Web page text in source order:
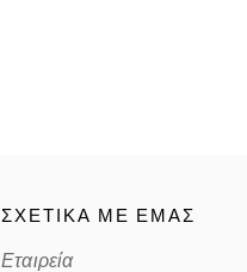
ΣΧΕΤΙΚΑ ΜΕ ΕΜΑΣ
Εταιρεία